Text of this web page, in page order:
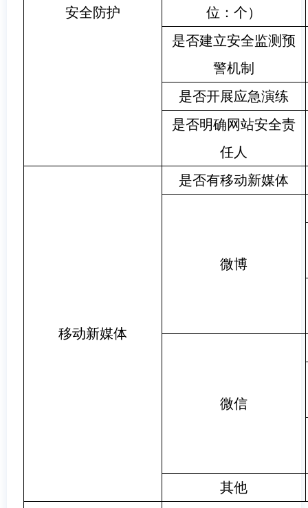
安全防护
位：个）
是否建立安全监测预
警机制
是否开展应急演练
是否明确网站安全责
任人
移动新媒体
是否有移动新媒体
微博
微信
其他